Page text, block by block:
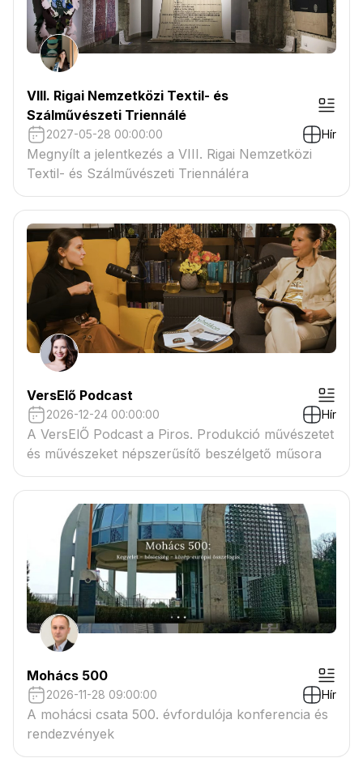
VIII. Rigai Nemzetközi Textil- és
Szálművészeti Triennálé
2027-05-28 00:00:00 Hír
Megnyílt a jelentkezés a VIII. Rigai Nemzetközi
Textil- és Szálművészeti Triennáléra
VersElő Podcast
2026-12-24 00:00:00 Hír
A VersElŐ Podcast a Piros. Produkció művészetet
és művészeket népszerűsítő beszélgető műsora
Mohács 500
2026-11-28 09:00:00 Hír
A mohácsi csata 500. évfordulója konferencia és
rendezvények